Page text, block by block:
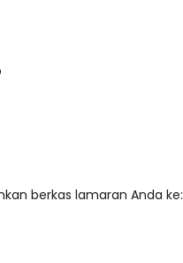
berkas lamaran Anda ke: